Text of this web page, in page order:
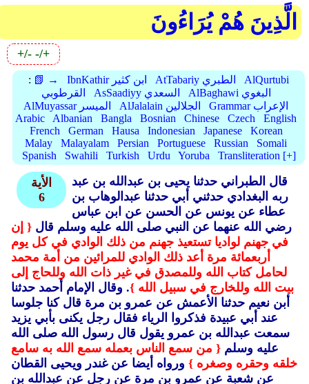
الَّذِينَ هُمْ يُرَاءُونَ
+/- -/+
: 📗 → IbnKathir ابن كثير AtTabariy الطبري
AlQurtubi
القرطوبي
AsSaadiyy السعدي
AlBaghawi البغوي
AlMuyassar الميسر
AlJalalain الجلالين
Grammar الإعراب
Arabic
Albanian Bangla Bosnian Chinese Czech
English
French
German Hausa Indonesian Japanese
Korean
Malay
Malayalam Persian Portuguese Russian
Somali
Spanish
Swahili Turkish Urdu Yoruba Transliteration [+]
الأية
6
قال الطبراني حدثنا يحيى بن عبدالله بن عبد
ربه البغدادي حدثني أبي حدثنا عبدالوهاب بن
عطاء عن يونس عن الحسن عن ابن عباس
رضي الله عنهما عن النبي صلى الله عليه وسلم قال { إن
في جهنم لواديا تستعيذ جهنم من ذلك الوادي في كل يوم
أربعمائة مرة أعد ذلك الوادي للمرائين من أمة محمد
لحامل كتاب الله وللمصدق في غير ذات الله وللحاج إلى
بيت الله وللخارج في سبيل الله }. وقال الإمام أحمد حدثنا
أبن نعيم حدثنا الأعمش عن عمرو بن مرة قال كنا جلوسا
عند أبي عبيدة فذكروا الرياء فقال رجل يكنى بأبي يزيد
سمعت عبدالله بن عمرو يقول قال رسول الله صلى الله
عليه وسلم { من سمع الناس بعمله سمع الله به سامع
خلقه وحقره وصغره } ورواه أيضا عن غندر ويحيى القطان
عن شعبة عن عمرو بن مرة عن رجل عن عبدالله بن